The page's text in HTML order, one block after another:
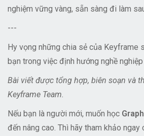
nghiệm vững vàng, sẵn sàng đi làm
---
Hy vọng những chia sẻ của Keyframe
bạn trong việc định hướng nghề
Bài viết được tổng hợp, biên soạn và
Keyframe Team.
Nếu bạn là người mới, muốn học
đến nâng cao. Thì hãy tham khảo ngay